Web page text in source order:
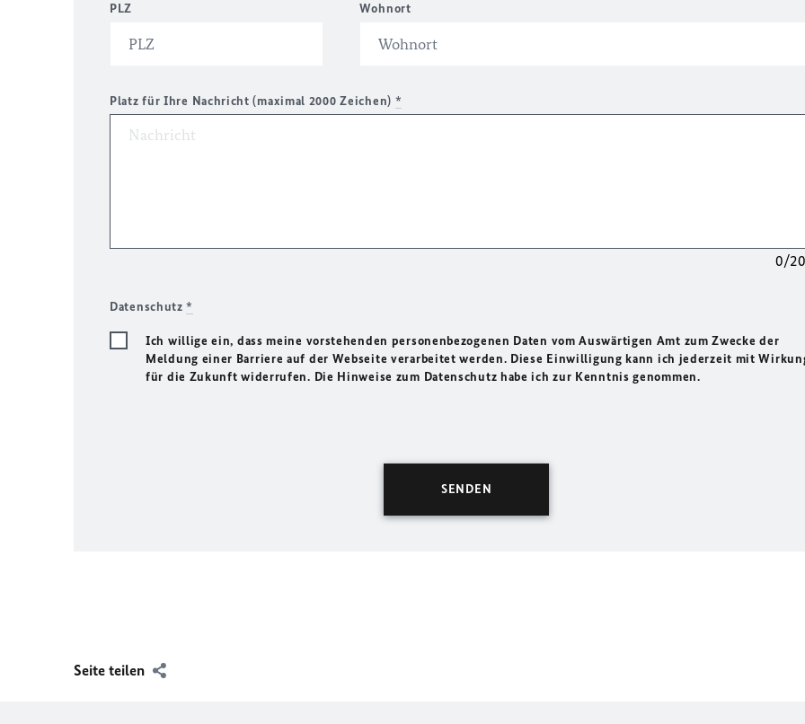
PLZ Wohnort
Platz für Ihre Nachricht (maximal 2000 Zeichen) *
0/
Datenschutz*
Ich willige ein, dass meine vorstehenden personenbezogenen Daten vom Auswärtigen Amt zum Zwecke der
Meldung einer Barriere auf der Webseite verarbeitet werden. Diese Einwilligung kann ich jederzeit mit
für die Zukunft widerrufen. Die Hinweise zum Datenschutz habe ich zur Kenntnis genommen.
Seite teilen